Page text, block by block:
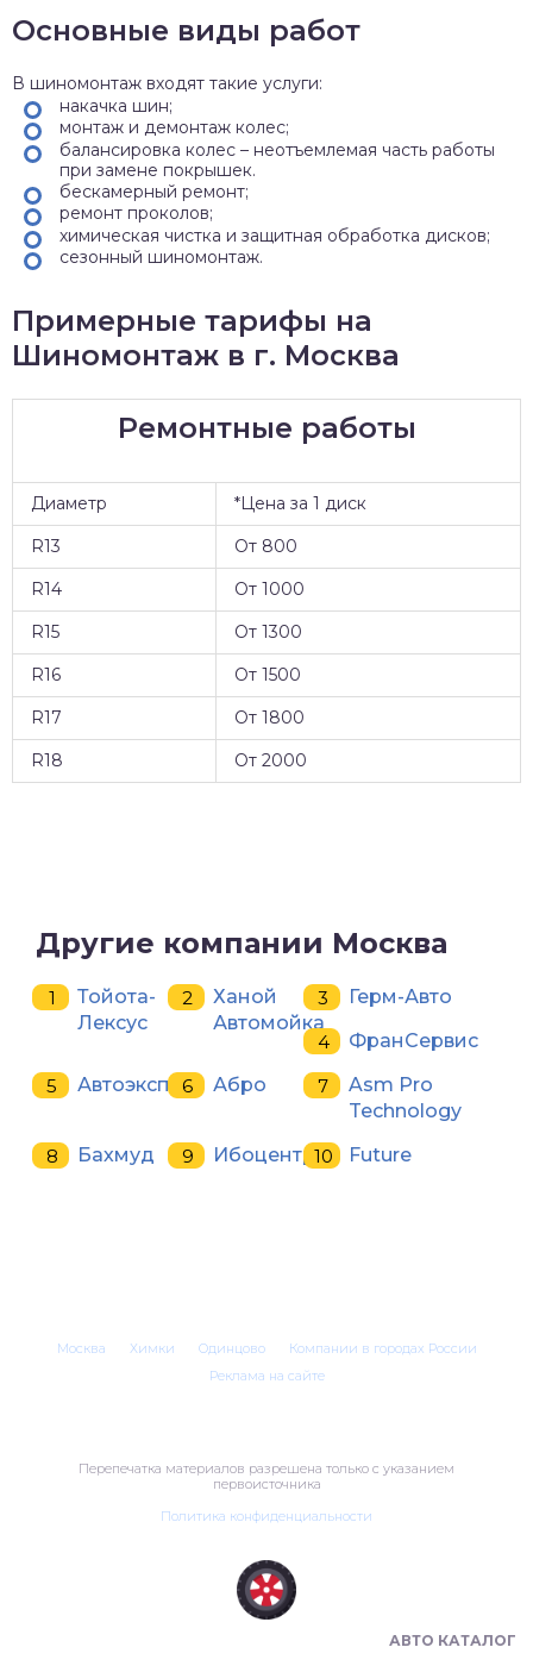
Основные виды работ
В шиномонтаж входят такие услуги:
накачка шин;
монтаж и демонтаж колес;
балансировка колес – неотъемлемая часть работы
при замене покрышек.
бескамерный ремонт;
ремонт проколов;
химическая чистка и защитная обработка дисков;
сезонный шиномонтаж.
Примерные тарифы на
Шиномонтаж в г. Москва
Ремонтные работы
Диаметр
*Цена за 1 диск
R13
От 800
R14
От 1000
R15
От 1300
R16
От 1500
R17
От 1800
R18
От 2000
Другие компании Москва
Тойота-
Лексус
Ханой
Автомойка
Герм-Авто
ФранСервис
Автоэксперт Абро
Asm Pro
Technology
Бахмуд
Ибоцентр Future
АВТО КАТАЛОГ
Москва Химки Одинцово
Компании в городах России
Реклама на сайте
Перепечатка материалов разрешена только с указанием
первоисточника
Политика конфиденциальности